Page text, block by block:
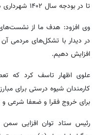
تا در بودجه سال ۱۴۰۲ شهرداری دیده شود.
وی افزود: هدف ما از
در دیدار با تشکل‌های مردمی
افزایش دهیم.
علوی اظهار تاسف کرد که
کارمندان شیوه درستی برای
برای خروج فقرا و ضعفا شرعی
رئیس ستاد توان افزایی سمن